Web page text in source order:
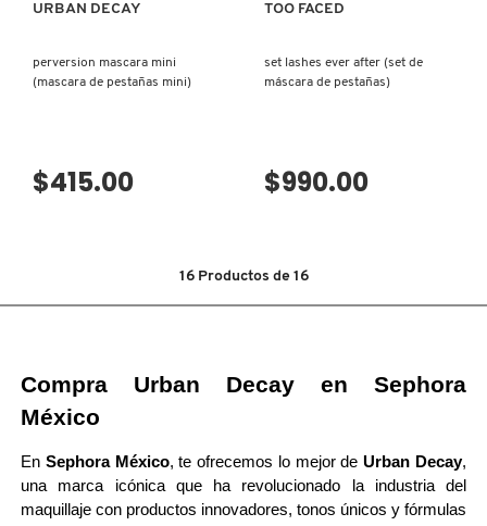
LILASH
LIVING PROOF
MAISON LOUIS MARIE
URBAN DECAY
perversion mascara mini
(mascara de pestañas mini)
$415.00
TOO FACED
set lashes ever after (set de
máscara de pestañas)
$990.00
16Productos de 16
Compra Urban Decay en Sephora
México
En Sephora México, te ofrecemos lo mejor de Urban Decay,
una marca icónica que ha revolucionado la industria del
maquillaje con productos innovadores, tonos únicos y fórmulas